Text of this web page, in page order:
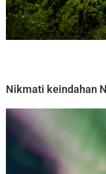
Nikmati keindahan